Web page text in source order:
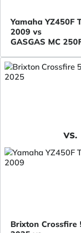
Yamaha YZ450F
2009 vs
GASGAS MC
VS.
Brixton Crossfire